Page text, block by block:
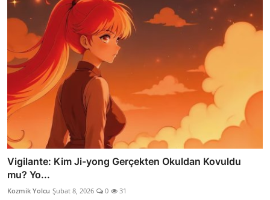
Vigilante: Kim Ji-yong Gerçekten Okuldan Kovuldu
mu? Yo...
Kozmik Yolcu Şubat 8, 2026 0 31